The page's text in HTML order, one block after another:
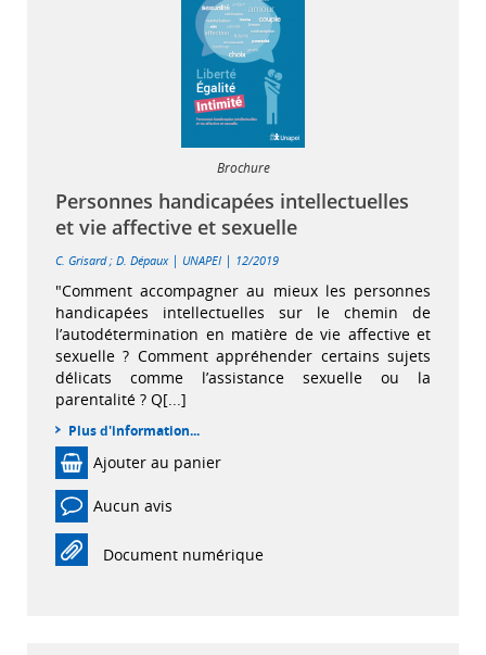
Brochure
Personnes handicapées intellectuelles
et vie affective et sexuelle
C. Grisard; D. Dépaux | UNAPEI | 12/2019
"Comment accompagner au mieux les personnes
handicapées intellectuelles sur le chemin de
l’autodétermination en matière de vie affective et
sexuelle ? Comment appréhender certains sujets
délicats comme l’assistance sexuelle ou la
parentalité ? Q[...]
Plus d'information...
Ajouter au panier
Aucun avis
Document numérique